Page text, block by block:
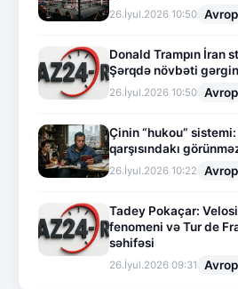
26.İyul.2026 10:50
Donald Trampın İran
Şərqdə növbəti
26.İyul.2026 10:50
Çinin “hukou”
qarşısındakı
26.İyul.2026 10:22
Tadey Pokaçar:
fenomeni və Tur de
səhifəsi
26.İyul.2026 09:31